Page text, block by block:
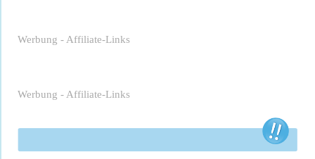
Werbung - Affiliate-Links
Werbung - Affiliate-Links